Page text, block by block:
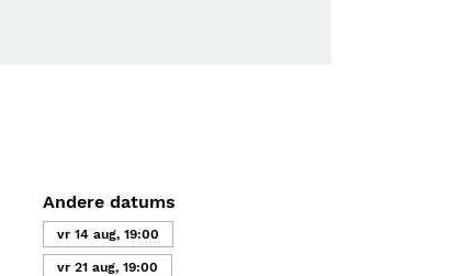
Andere datums
vr 14 aug, 19:00
vr 21 aug, 19:00